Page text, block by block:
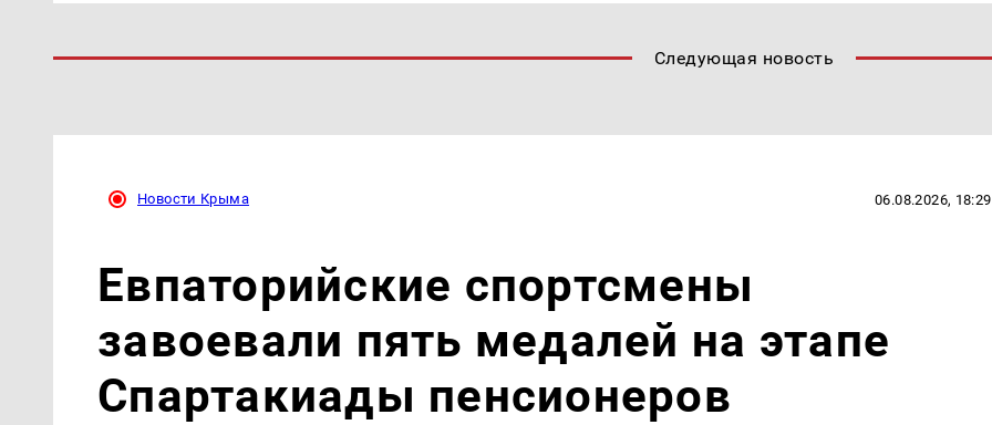
Следующая новость
Новости Крыма 06.08.2026, 18:29
Евпаторийские спортсмены
завоевали пять медалей на этапе
Спартакиады пенсионеров